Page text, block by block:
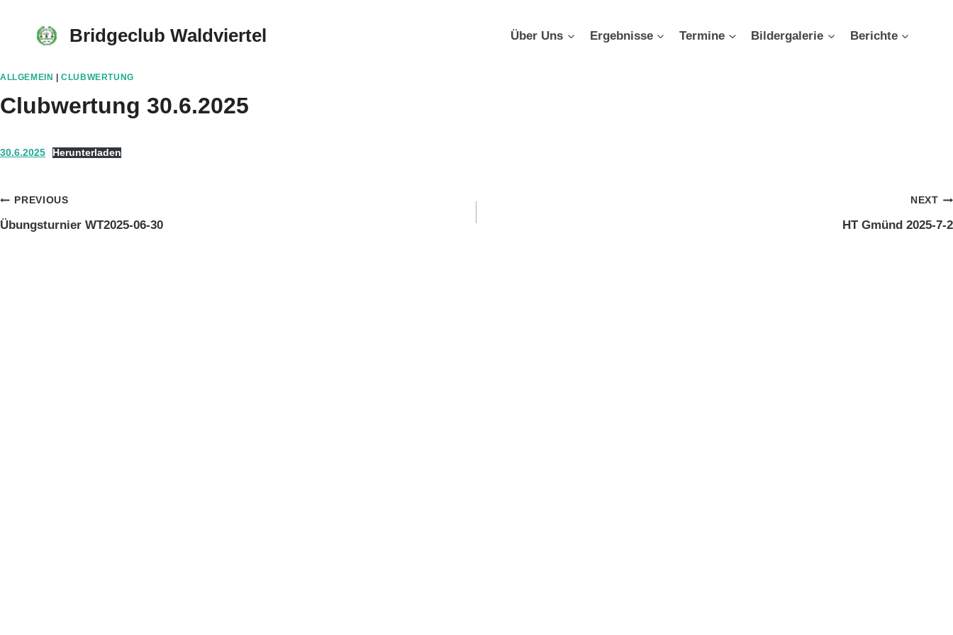
content
Bridgeclub Waldviertel Über Uns Ergebnisse Termine Bildergalerie Berichte
ALLGEMEIN |CLUBWERTUNG
Clubwertung 30.6.2025
30.6.2025 Herunterladen
Beitragsnavigation
PREVIOUS
Übungsturnier WT2025-06-30
NEXT
HT Gmünd 2025-7-2